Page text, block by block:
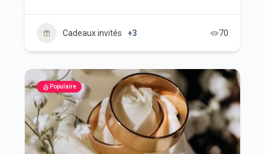
Cadeaux invités +3 70
Populaire